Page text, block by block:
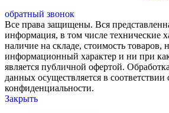
обратный звонок
Все права защищены. Вся
информация, в том числе технические
наличие на складе, стоимость товаров,
информационный характер и ни при
является публичной офертой.
данных осуществляется в
конфиденциальности.
Закрыть